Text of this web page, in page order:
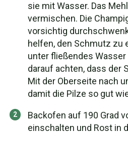
sie mit Wasser. Das
vermischen. Die
vorsichtig
helfen, den Schmutz zu
unter fließendes
darauf achten, dass der
Mit der Oberseite nach
damit die Pilze so gut
Backofen auf 190 Grad
einschalten und Rost in